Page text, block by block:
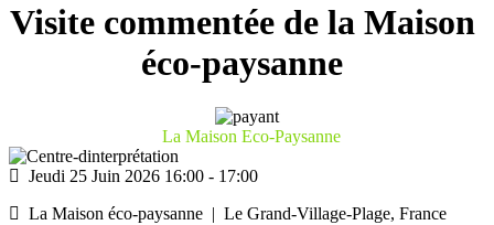
Visite commentée de la Maison
éco-paysanne
La Maison Eco-Paysanne
Jeudi 25 Juin 2026 16:00 - 17:00
La Maison éco-paysanne | Le Grand-Village-Plage, France